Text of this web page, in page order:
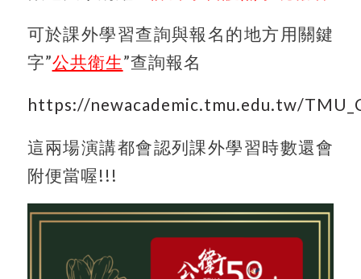
可於課外學習查詢與報名的地方用關鍵
字”公共衛生”查詢報名
https://newacademic.tmu.edu.tw/
這兩場演講都會認列課外學習時數還會
附便當喔!!!